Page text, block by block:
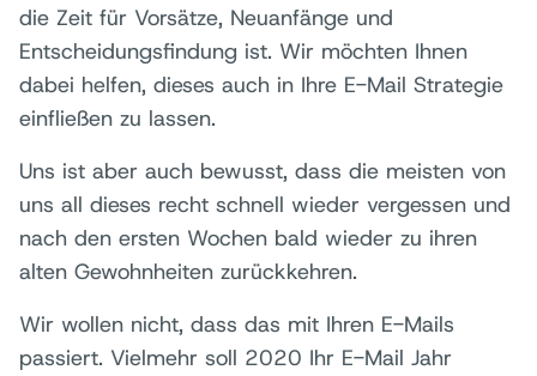
die Zeit für Vorsätze, Neuanfänge und
Entscheidungsfindung ist. Wir möchten Ihnen
dabei helfen, dieses auch in Ihre E-Mail Strategie
einfließen zu lassen.
Uns ist aber auch bewusst, dass die meisten von
uns all dieses recht schnell wieder vergessen und
nach den ersten Wochen bald wieder zu ihren
alten Gewohnheiten zurückkehren.
Wir wollen nicht, dass das mit Ihren E-Mails
passiert. Vielmehr soll 2020 Ihr E-Mail Jahr